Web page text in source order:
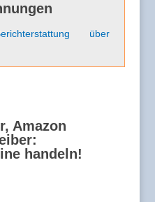
über
Amazon
handeln!